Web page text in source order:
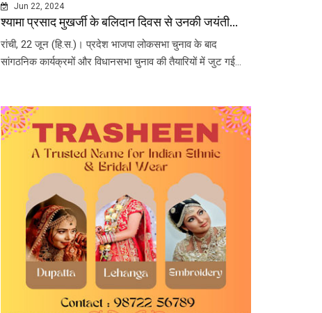
Jun 22, 2024
श्यामा प्रसाद मुखर्जी के बलिदान दिवस से उनकी जयंती...
रांची, 22 जून (हि.स.)। प्रदेश भाजपा लोकसभा चुनाव के बाद
सांगठनिक कार्यक्रमों और विधानसभा चुनाव की तैयारियों में जुट गई...